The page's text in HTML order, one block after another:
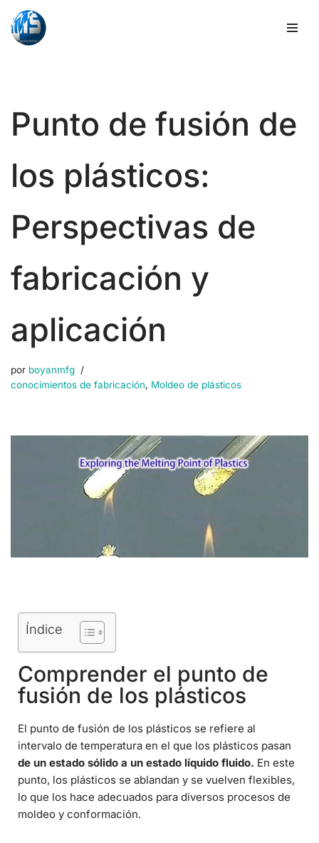
Ir
Punto de fusión de
los plásticos:
Perspectivas de
fabricación y
aplicación
por boyanmfg
conocimientos de fabricación, Moldeo de plásticos
Índice
Comprender el punto de
fusión de los plásticos
El punto de fusión de los plásticos se refiere al
intervalo de temperatura en el que los plásticos pasan
de un estado sólido a un estado líquido fluido. En este
punto, los plásticos se ablandan y se vuelven flexibles,
lo que los hace adecuados para diversos procesos de
moldeo y conformación.